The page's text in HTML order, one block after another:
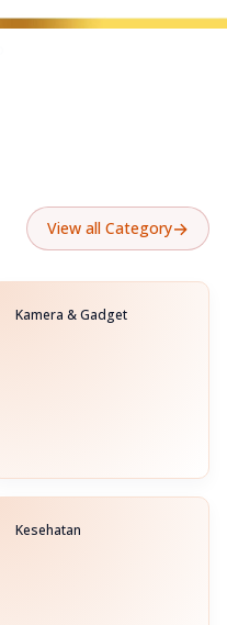
View all Category→
Kamera & Gadget
Kesehatan